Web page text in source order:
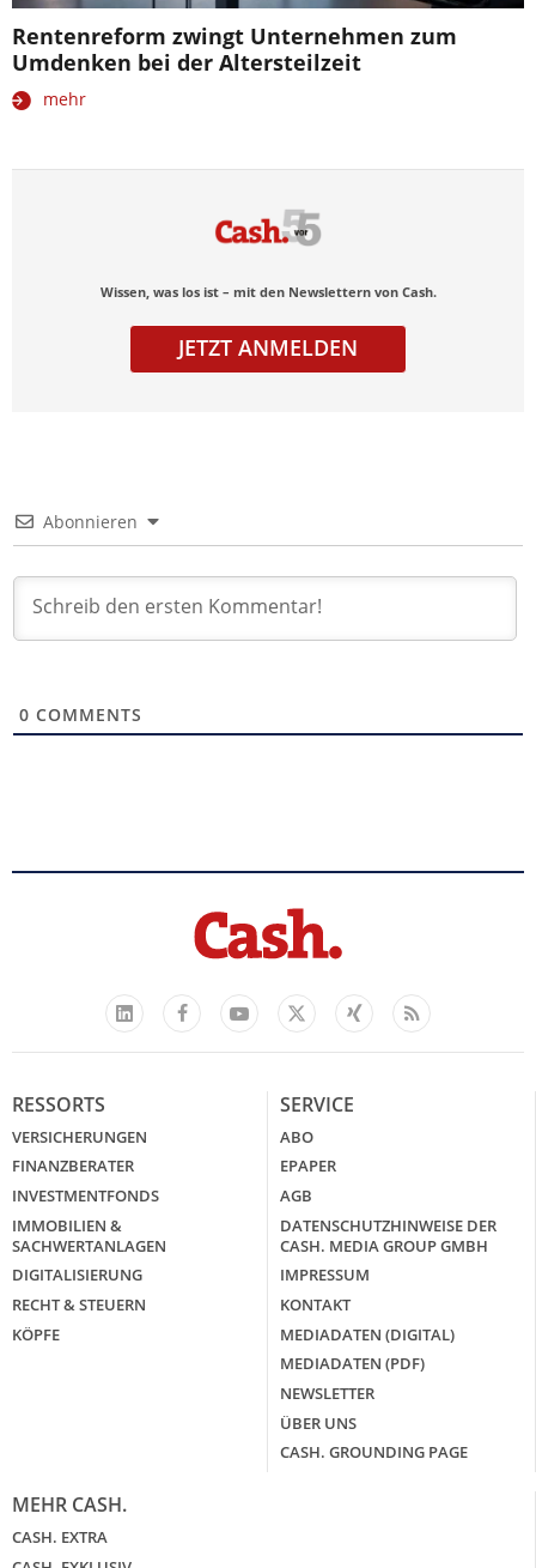
Rentenreform zwingt Unternehmen zum
Umdenken bei der Altersteilzeit
mehr
Wissen, was los ist – mit den Newslettern von Cash.
JETZT ANMELDEN
Abonnieren
0 COMMENTS
LinkedIn
FacebookYouTube
X
Xing Feed
RESSORTS
VERSICHERUNGEN
FINANZBERATER
INVESTMENTFONDS
IMMOBILIEN &
SACHWERTANLAGEN
DIGITALISIERUNG
RECHT & STEUERN
KÖPFE
SERVICE
ABO
EPAPER
AGB
DATENSCHUTZHINWEISE DER
CASH. MEDIA GROUP GMBH
IMPRESSUM
KONTAKT
MEDIADATEN (DIGITAL)
MEDIADATEN (PDF)
NEWSLETTER
ÜBER UNS
CASH. GROUNDING PAGE
MEHR CASH.
CASH. EXTRA